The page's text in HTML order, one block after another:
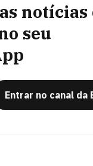
notícias
seu
Entrar no canal da